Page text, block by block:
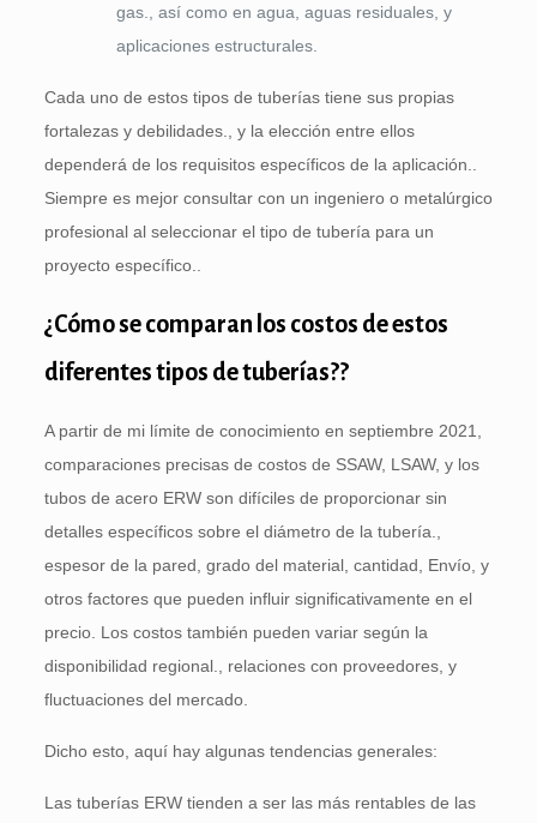
gas., así como en agua, aguas residuales, y
aplicaciones estructurales.
Cada uno de estos tipos de tuberías tiene sus propias
fortalezas y debilidades., y la elección entre ellos
dependerá de los requisitos específicos de la aplicación..
Siempre es mejor consultar con un ingeniero o metalúrgico
profesional al seleccionar el tipo de tubería para un
proyecto específico..
¿Cómo se comparan los costos de estos
diferentes tipos de tuberías??
A partir de mi límite de conocimiento en septiembre 2021,
comparaciones precisas de costos de SSAW, LSAW, y los
tubos de acero ERW son difíciles de proporcionar sin
detalles específicos sobre el diámetro de la tubería.,
espesor de la pared, grado del material, cantidad, Envío, y
otros factores que pueden influir significativamente en el
precio. Los costos también pueden variar según la
disponibilidad regional., relaciones con proveedores, y
fluctuaciones del mercado.
Dicho esto, aquí hay algunas tendencias generales:
Las tuberías ERW tienden a ser las más rentables de las